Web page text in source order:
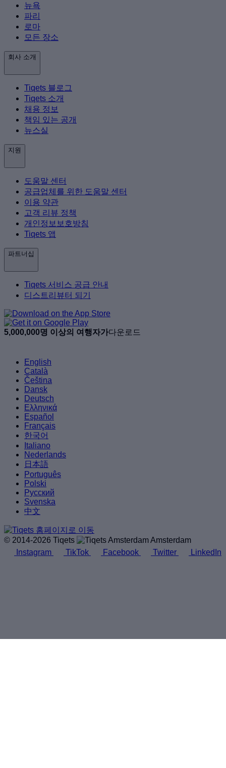
뉴욕
파리
로마
모든 장소
회사 소개
Tiqets 블로그
Tiqets 소개
채용 정보
책임 있는 공개
뉴스실
지원
도움말 센터
공급업체를 위한 도움말 센터
이용 약관
고객 리뷰 정책
개인정보보호방침
Tiqets 앱
파트너십
Tiqets 서비스 공급 안내
디스트리뷰터 되기
5,000,000명 이상의 여행자가다운로드
English
Català
Čeština
Dansk
Deutsch
Ελληνικά
Español
Français
한국어
Italiano
Nederlands
日本語
Português
Polski
Русский
Svenska
中文
© 2014-2026 Tiqets
Amsterdam
Instagram
TikTok Facebook Twitter LinkedIn